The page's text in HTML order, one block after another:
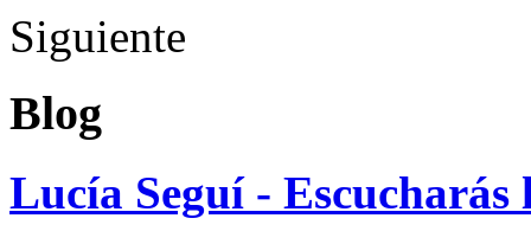
Siguiente
Blog
Lucía Seguí - Escucharás